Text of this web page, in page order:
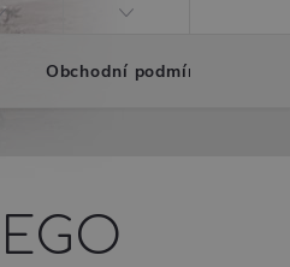
Obchodní podmínky